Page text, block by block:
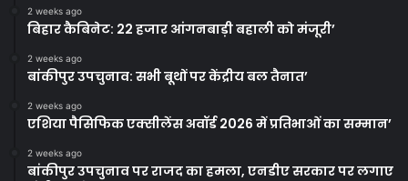
2 weeks ago
बिहार कैबिनेट: 22 हजार आंगनबाड़ी बहाली को मंजूरी’
2 weeks ago
बांकीपुर उपचुनाव: सभी बूथों पर केंद्रीय बल तैनात’
2 weeks ago
एशिया पैसिफिक एक्सीलेंस अवॉर्ड 2026 में प्रतिभाओं का सम्मान’
2 weeks ago
बांकीपुर उपचुनाव पर राजद का हमला, एनडीए सरकार पर लगाए